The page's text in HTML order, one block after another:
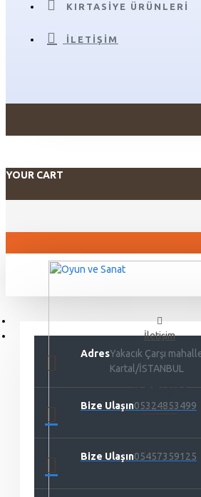
KIRTASIYE ÜRÜNLERI
İLETIŞIM
YOUR CART
İletişim
İLETIŞIM
AdresYakacık Çarşı
Kartal/İSTANBUL
Bize Ulaşın05324853499
Bize Ulaşın05457359125